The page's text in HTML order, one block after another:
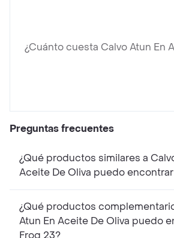
¿Cuánto cuesta Calvo Atun En
Preguntas frecuentes
¿Qué productos similares a
Aceite De Oliva puedo
¿Qué productos
Atun En Aceite De Oliva puedo
Frog 23?